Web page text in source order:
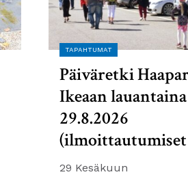
TAPAHTUMAT
Päiväretki
Ikeaan lauantaina
29.8.2026
29 Kesäkuun